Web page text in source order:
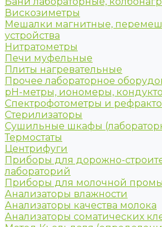
Вискозиметры
Мешалки магнитные,
устройства
Нитратометры
Печи муфельные
Плиты нагревательные
Прочее лабораторное
рН-метры, иономеры,
Спектрофотометры и
Стерилизаторы
Сушильные шкафы
Термостаты
Центрифуги
Приборы для дорожно-
лабораторий
Приборы для молочной
Анализаторы влажности
Анализаторы качества молока
Анализаторы соматических